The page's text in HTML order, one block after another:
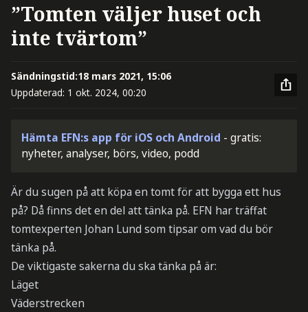
”Tomten väljer huset och
inte tvärtom”
Sändningstid:18 mars 2021, 15:06
Uppdaterad: 1 okt. 2024, 00:20
Hämta EFN:s app för iOS och Android - gratis:
nyheter, analyser, börs, video, podd
Är du sugen på att köpa en tomt för att bygga ett hus
på? Då finns det en del att tänka på. EFN har träffat
tomtexperten Johan Lund som tipsar om vad du bör
tänka på.
De viktigaste sakerna du ska tänka på är:
Läget
Väderstrecken